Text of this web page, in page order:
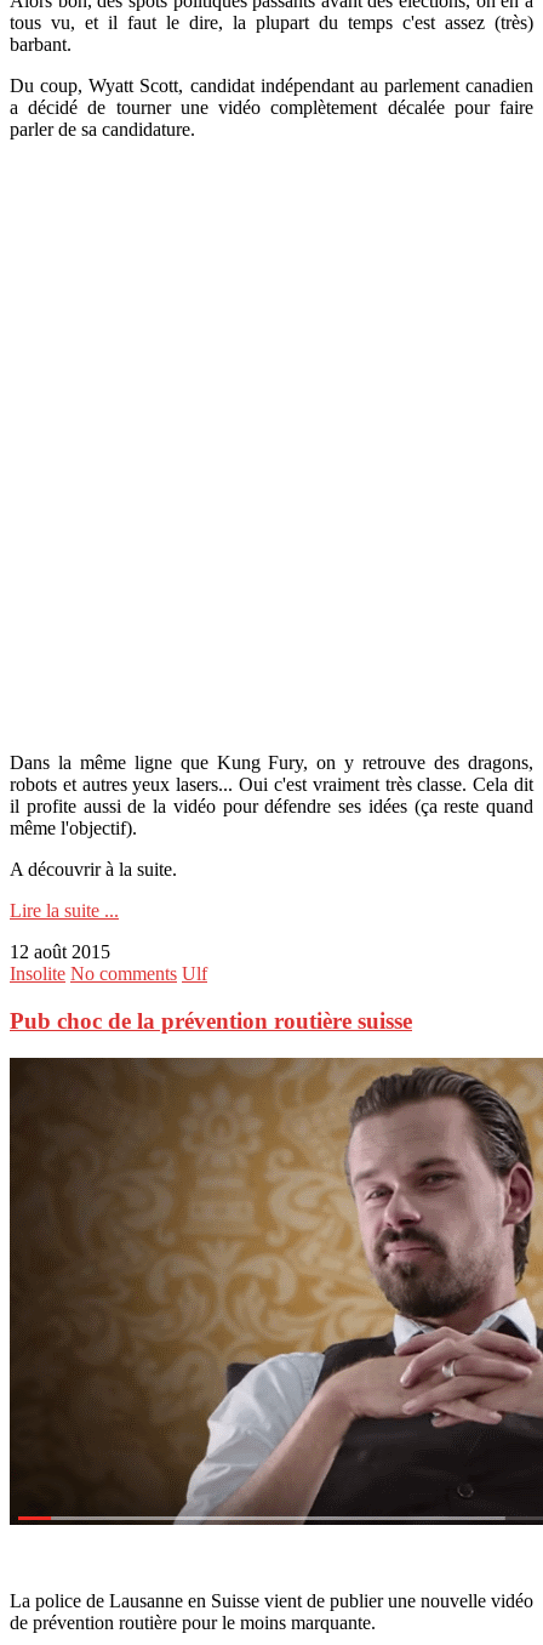
tous vu, et il faut le dire, la plupart du temps c'est assez (très)
barbant.
Du coup, Wyatt Scott, candidat indépendant au parlement canadien
a décidé de tourner une vidéo complètement décalée pour faire
parler de sa candidature.
Dans la même ligne que Kung Fury, on y retrouve des dragons,
robots et autres yeux lasers... Oui c'est vraiment très classe. Cela dit
il profite aussi de la vidéo pour défendre ses idées (ça reste quand
même l'objectif).
A découvrir à la suite.
Lire la suite ...
12 août 2015
Insolite No comments Ulf
Pub choc de la prévention routière suisse
La police de Lausanne en Suisse vient de publier une nouvelle vidéo
de prévention routière pour le moins marquante.